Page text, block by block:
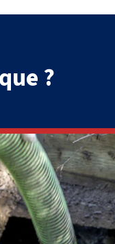
?